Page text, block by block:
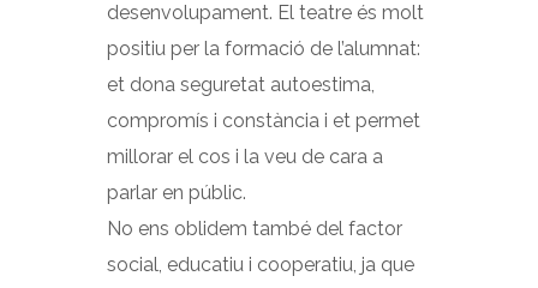
desenvolupament. El teatre és molt
positiu per la formació de l’alumnat:
et dona seguretat autoestima,
compromís i constància i et permet
millorar el cos i la veu de cara a
parlar en públic.
No ens oblidem també del factor
social, educatiu i cooperatiu, ja que